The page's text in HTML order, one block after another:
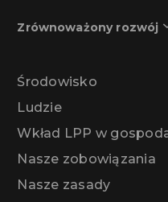
Zrównoważony rozwój
Środowisko
Ludzie
Wkład LPP w
Nasze zobowiązania
Nasze zasady